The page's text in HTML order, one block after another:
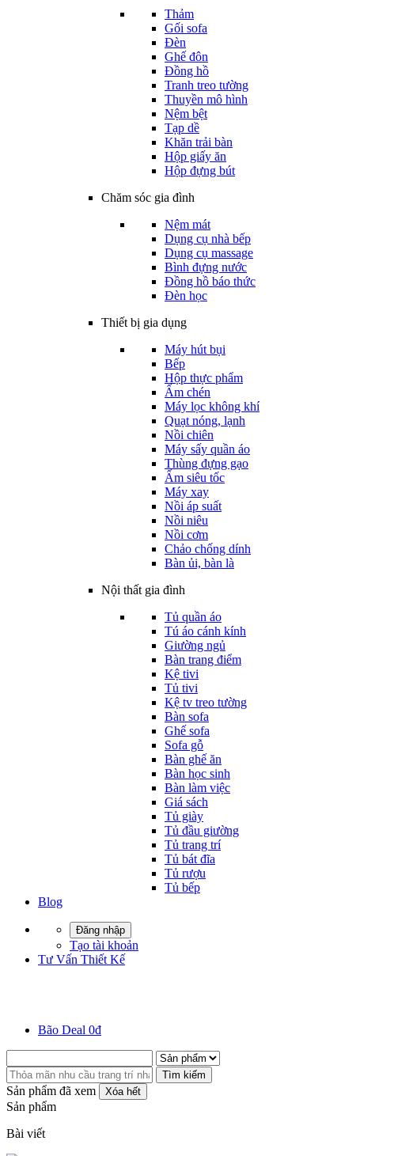
Thảm
Gối sofa
Đèn
Ghế đôn
Đồng hồ
Tranh treo tường
Thuyền mô hình
Nệm bệt
Tạp dề
Khăn trải bàn
Hộp giấy ăn
Hộp đựng bút
Chăm sóc gia đình
Nệm mát
Dụng cụ nhà bếp
Dụng cụ massage
Bình đựng nước
Đồng hồ báo thức
Đèn học
Thiết bị gia dụng
Máy hút bụi
Bếp
Hộp thực phẩm
Ấm chén
Máy lọc không khí
Quạt nóng, lạnh
Nồi chiên
Máy sấy quần áo
Thùng đựng gạo
Ấm siêu tốc
Máy xay
Nồi áp suất
Nồi niêu
Nồi cơm
Chảo chống dính
Bàn ủi, bàn là
Nội thất gia đình
Tủ quần áo
Tú áo cánh kính
Giường ngủ
Bàn trang điểm
Kệ tivi
Tủ tivi
Kệ tv treo tường
Bàn sofa
Ghế sofa
Sofa gỗ
Bàn ghế ăn
Bàn học sinh
Bàn làm việc
Giá sách
Tủ giày
Tủ đầu giường
Tủ trang trí
Tủ bát đĩa
Tủ rượu
Tủ bếp
Blog
Đăng nhập
Tạo tài khoản
Tư Vấn Thiết Kế
Bão Deal 0đ
Tìm kiếm
Sản phẩm đã xem Xóa hết
Sản phẩm
Bài viết